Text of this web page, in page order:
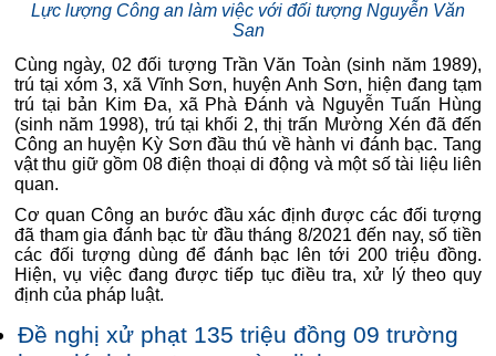
Lực lượng Công an làm việc với đối tượng Nguyễn Văn
San
Cùng ngày, 02 đối tượng Trần Văn Toàn (sinh năm 1989),
trú tại xóm 3, xã Vĩnh Sơn, huyện Anh Sơn, hiện đang tạm
trú tại bản Kim Đa, xã Phà Đánh và Nguyễn Tuấn Hùng
(sinh năm 1998), trú tại khối 2, thị trấn Mường Xén đã đến
Công an huyện Kỳ Sơn đầu thú về hành vi đánh bạc. Tang
vật thu giữ gồm 08 điện thoại di động và một số tài liệu liên
quan.
Cơ quan Công an bước đầu xác định được các đối tượng
đã tham gia đánh bạc từ đầu tháng 8/2021 đến nay, số tiền
các đối tượng dùng để đánh bạc lên tới 200 triệu đồng.
Hiện, vụ việc đang được tiếp tục điều tra, xử lý theo quy
định của pháp luật.
Đề nghị xử phạt 135 triệu đồng 09 trường